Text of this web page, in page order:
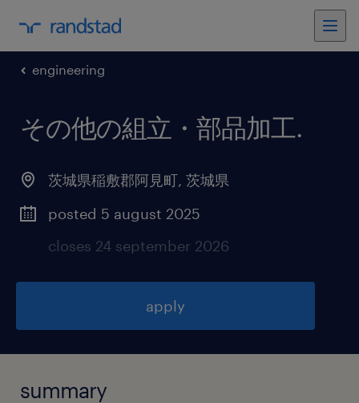
engineering
その他の組立・部品加工.
茨城県稲敷郡阿見町, 茨城県
posted 5 august 2025
closes 24 september 2026
apply
summary